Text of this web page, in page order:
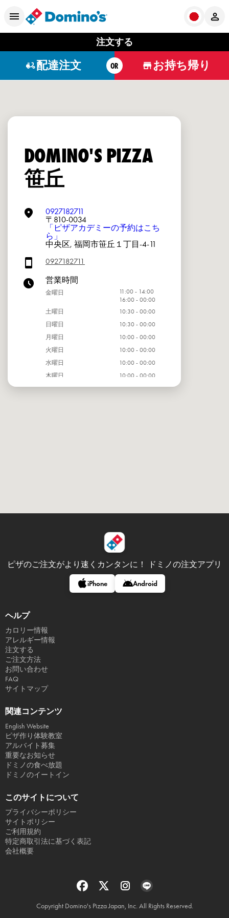
注文する
配達注文 OR お持ち帰り
DOMINO'S PIZZA
笹丘
0927182711
〒810-0034
「ピザアカデミーの予約はこち
ら」
中央区, 福岡市笹丘１丁目-4-11
0927182711
営業時間
金曜日
11:00 - 14:00
16:00 - 00:00
土曜日
10:30 - 00:00
日曜日
10:30 - 00:00
月曜日
10:00 - 00:00
火曜日
10:00 - 00:00
水曜日
10:00 - 00:00
木曜日
10:00 - 00:00
ピザのご注文がより速くカンタンに！ ドミノの注文アプリ
iPhone Android
ヘルプ
カロリー情報
アレルギー情報
注文する
ご注文方法
お問い合わせ
FAQ
サイトマップ
関連コンテンツ
English Website
ピザ作り体験教室
アルバイト募集
重要なお知らせ
ドミノの食べ放題
ドミノのイートイン
このサイトについて
プライバシーポリシー
サイトポリシー
ご利用規約
特定商取引法に基づく表記
会社概要
Copyright Domino's Pizza Japan, Inc. All Rights Reserved.